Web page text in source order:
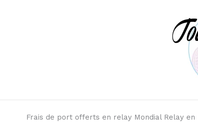
Frais de port offerts en relay Mondial Relay en